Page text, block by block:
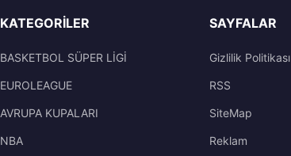
KATEGORILER
BASKETBOL SÜPER LİGİ
EUROLEAGUE
AVRUPA KUPALARI
NBA
SAYFALAR
Gizlilik Politikası
RSS
SiteMap
Reklam